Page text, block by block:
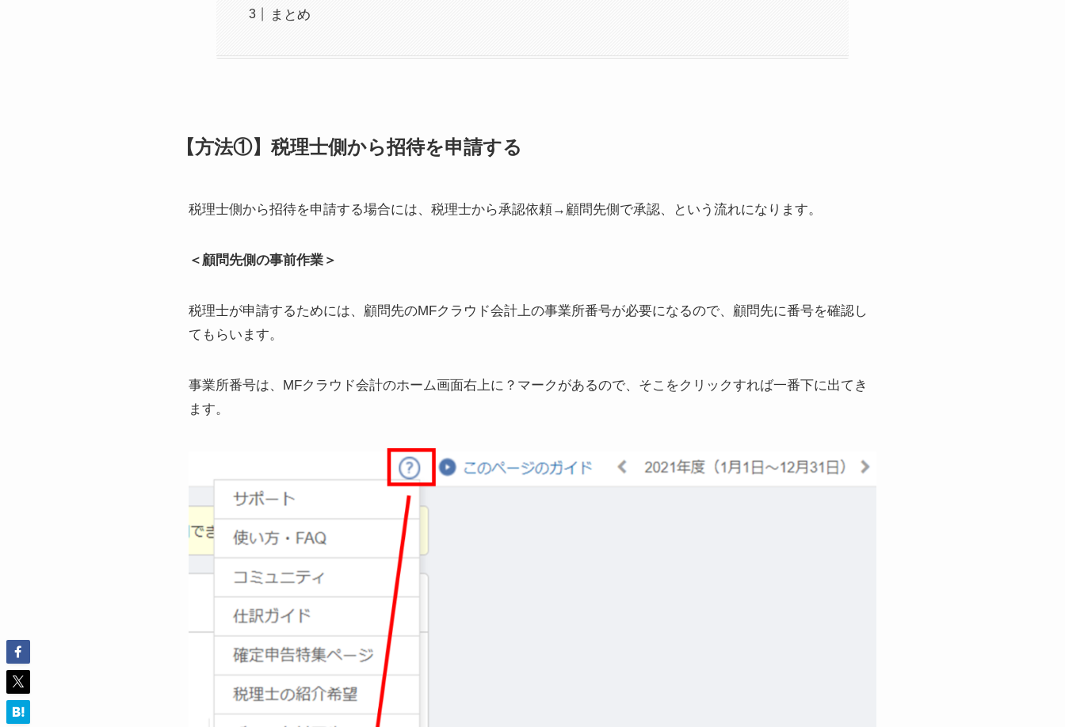
まとめ
【方法①】税理士側から招待を申請する
税理士側から招待を申請する場合には、税理士から承認依頼→顧問先側で承認、という流れになります。
＜顧問先側の事前作業＞
税理士が申請するためには、顧問先のMFクラウド会計上の事業所番号が必要になるので、顧問先に番号を確認し
てもらいます。
事業所番号は、MFクラウド会計のホーム画面右上に？マークがあるので、そこをクリックすれば一番下に出てき
ます。